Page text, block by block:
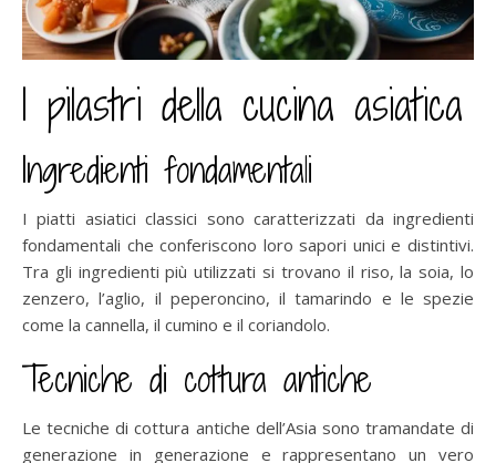
I pilastri della cucina asiatica
Ingredienti fondamentali
I piatti asiatici classici sono caratterizzati da ingredienti
fondamentali che conferiscono loro sapori unici e distintivi.
Tra gli ingredienti più utilizzati si trovano il riso, la soia, lo
zenzero, l’aglio, il peperoncino, il tamarindo e le spezie
come la cannella, il cumino e il coriandolo.
Tecniche di cottura antiche
Le tecniche di cottura antiche dell’Asia sono tramandate di
generazione in generazione e rappresentano un vero